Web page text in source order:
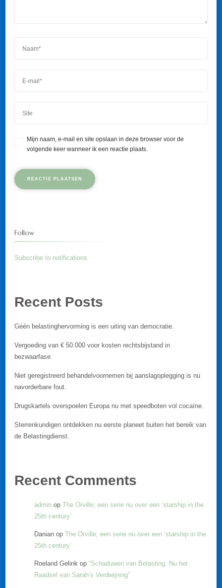
Mijn naam, e-mail en site opslaan in deze browser voor de
volgende keer wanneer ik een reactie plaats.
Follow
Subscribe to notifications
Recent Posts
Géén belastinghervorming is een uiting van democratie.
Vergoeding van € 50.000 voor kosten rechtsbijstand in
bezwaarfase.
Niet geregistreerd behandelvoornemen bij aanslagoplegging is nu
navorderbare fout.
Drugskartels overspoelen Europa nu met speedboten vol cocaïne.
Sterrenkundigen ontdekken nu eerste planeet buiten het bereik van
de Belastingdienst.
Recent Comments
admin op The Orville; een serie nu over een ‘starship in the
25th century’
Danian op The Orville; een serie nu over een ‘starship in the
25th century’
Roeland Gelink op “Schaduwen van Belasting: Nu het
Raadsel van Sarah’s Verdwijning”